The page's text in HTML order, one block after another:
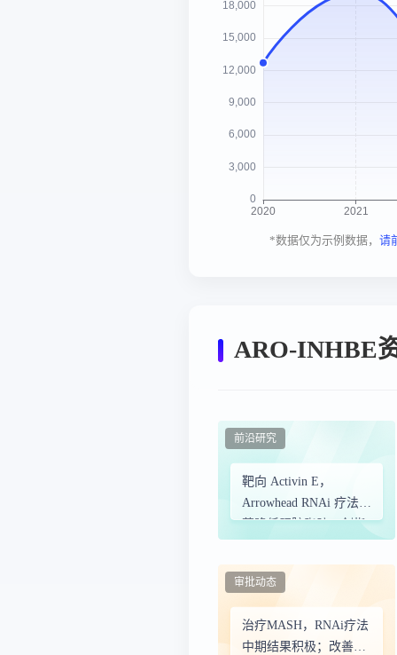
*数据仅为示例数据， 请
ARO-INHBE
靶向 Activin E，
Arrowhead RNAi 疗法显
著降低肝脏脂肪，剑指
前沿研究
治疗MASH，RNAi疗法
中期结果积极；改善肌
审批动态